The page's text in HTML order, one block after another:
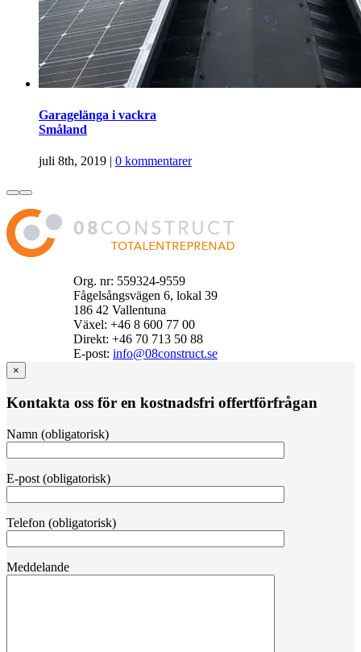
Garagelänga i vackra
Småland
juli 8th, 2019 0 kommentarer
Org. nr: 559324-9559
Fågelsångsvägen 6, lokal 39
186 42 Vallentuna
Växel: +46 8 600 77 00
Direkt: +46 70 713 50 88
E‑post: info@08construct.se
×
Kontakta oss för en kostnadsfri offertförfrågan
Namn (obligatorisk)
E-post (obligatorisk)
Telefon (obligatorisk)
Meddelande